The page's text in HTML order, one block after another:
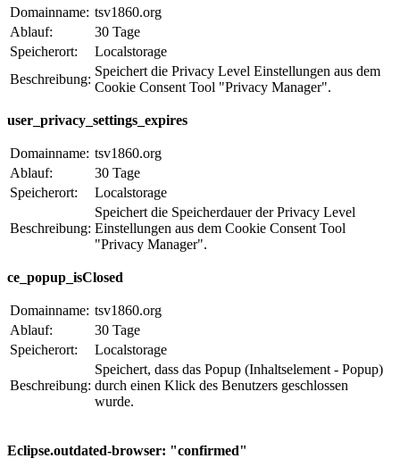
Domainname: tsv1860.org
Ablauf:
30 Tage
Speicherort:
Localstorage
Beschreibung:
Speichert die Privacy Level Einstellungen aus dem
Cookie Consent Tool "Privacy Manager".
user_privacy_settings_expires
Domainname: tsv1860.org
Ablauf:
30 Tage
Speicherort:
Localstorage
Beschreibung:
Speichert die Speicherdauer der Privacy Level
Einstellungen aus dem Cookie Consent Tool
"Privacy Manager".
ce_popup_isClosed
Domainname: tsv1860.org
Ablauf:
30 Tage
Speicherort:
Localstorage
Beschreibung:
Speichert, dass das Popup (Inhaltselement - Popup)
durch einen Klick des Benutzers geschlossen
wurde.
Eclipse.outdated-browser: "confirmed"